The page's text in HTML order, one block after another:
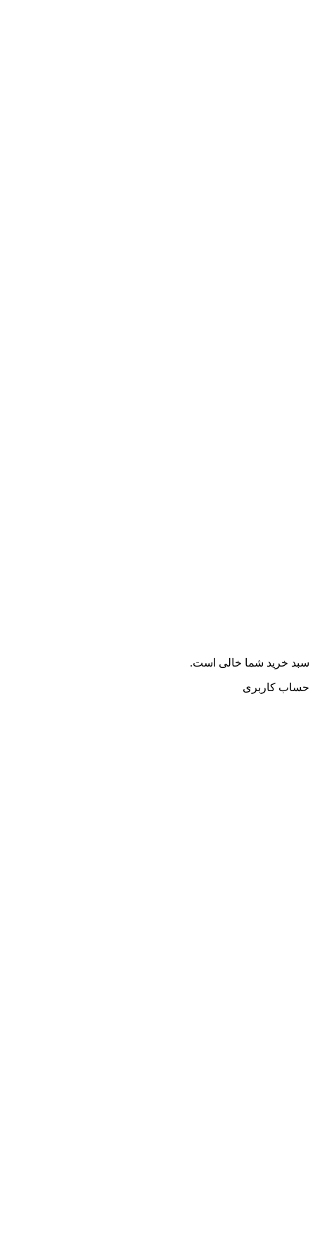
سبد خرید شما خالی است.
حساب کاربری